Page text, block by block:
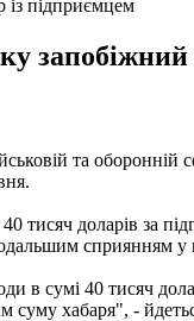
із підприємцем
та
тисяч доларів за
сприянням у
в сумі 40 тисяч
суму хабаря", -